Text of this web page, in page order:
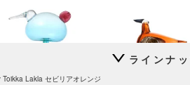
ラインナ
Toikka Lakla セビリアオレンジ